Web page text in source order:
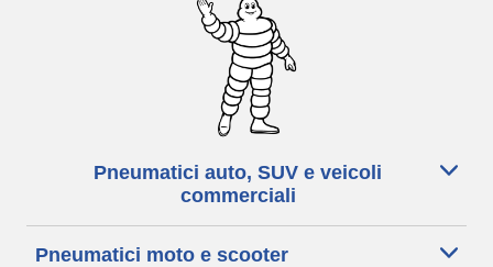
Pneumatici auto, SUV e veicoli
commerciali
Pneumatici moto e scooter